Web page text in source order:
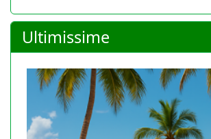
Ultimissime